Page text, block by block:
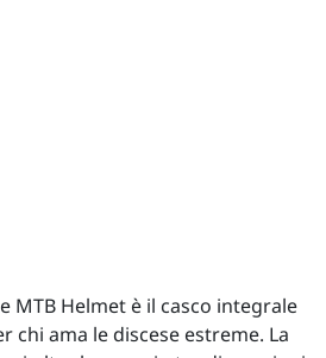
MTB Helmet è il casco integrale
chi ama le discese estreme. La